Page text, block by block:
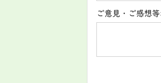
ご意見・ご感想